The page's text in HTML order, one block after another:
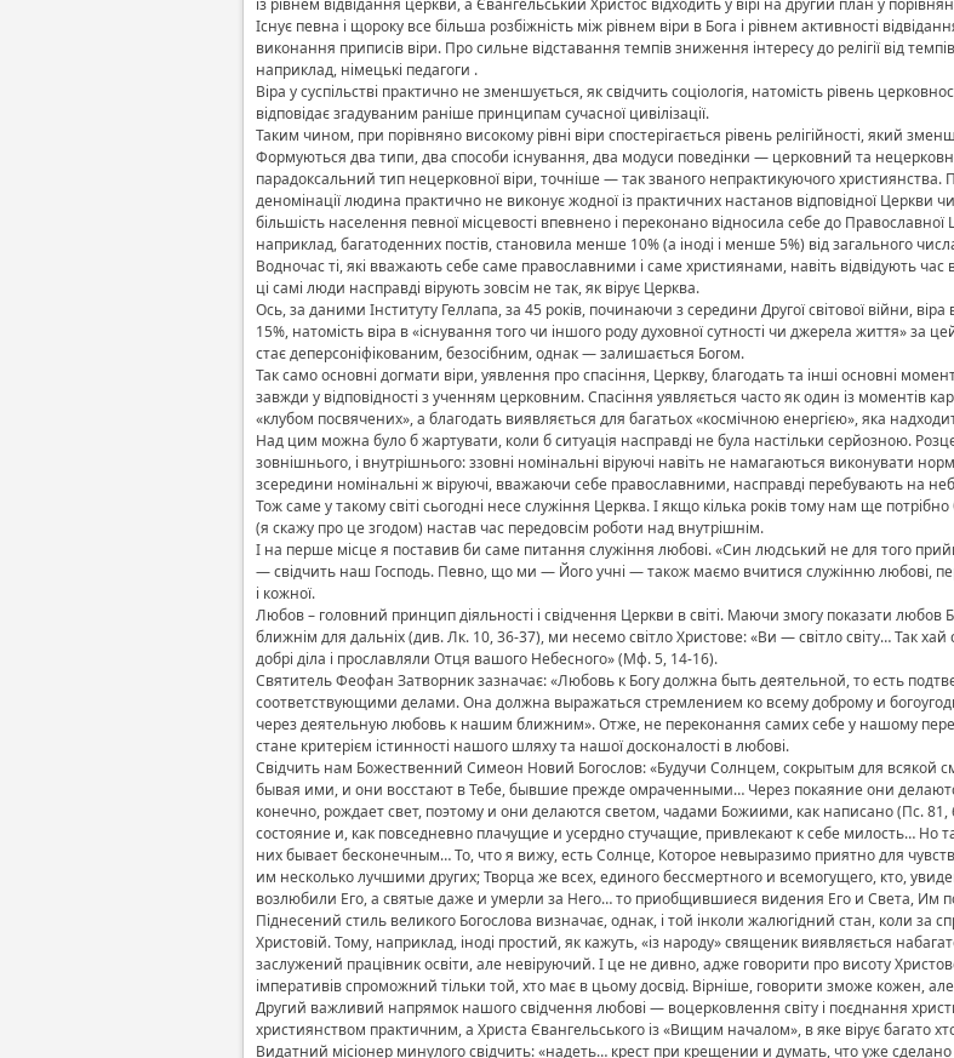
із рівнем відвідання церкви, а Євангельський Христос відходить у вірі на другий план у
Існує певна і щороку все більша розбіжність між рівнем віри в Бога і рівнем активності
виконання приписів віри. Про сильне відставання темпів зниження інтересу до релігії від
наприклад, німецькі педагоги .
Віра у суспільстві практично не зменшується, як свідчить соціологія, натомість рівень
відповідає згадуваним раніше принципам сучасної цивілізації.
Таким чином, при порівняно високому рівні віри спостерігається рівень релігійності, який
Формуються два типи, два способи існування, два модуси поведінки — церковний та
парадоксальний тип нецерковної віри, точніше — так званого непрактикуючого християнства.
деномінації людина практично не виконує жодної із практичних настанов відповідної Церкви
більшість населення певної місцевості впевнено і переконано відносила себе до Православної
наприклад, багатоденних постів, становила менше 10% (а іноді і менше 5%) від загального
Водночас ті, які вважають себе саме православними і саме християнами, навіть відвідують час
ці самі люди насправді вірують зовсім не так, як вірує Церква.
Ось, за даними Інституту Геллапа, за 45 років, починаючи з середини Другої світової війни,
15%, натомість віра в «існування того чи іншого роду духовної сутності чи джерела життя»
стає деперсоніфікованим, безосібним, однак — залишається Богом.
Так само основні догмати віри, уявлення про спасіння, Церкву, благодать та інші основні
завжди у відповідності з ученням церковним. Спасіння уявляється часто як один із моментів
«клубом посвячених», а благодать виявляється для багатьох «космічною енергією», яка
Над цим можна було б жартувати, коли б ситуація насправді не була настільки серйозною.
зовнішнього, і внутрішнього: ззовні номінальні віруючі навіть не намагаються виконувати
зсередини номінальні ж віруючі, вважаючи себе православними, насправді перебувають на
Тож саме у такому світі сьогодні несе служіння Церква. І якщо кілька років тому нам ще
(я скажу про це згодом) настав час передовсім роботи над внутрішнім.
І на перше місце я поставив би саме питання служіння любові. «Син людський не для того
— свідчить наш Господь. Певно, що ми — Його учні — також маємо вчитися служінню любові,
і кожної.
Любов – головний принцип діяльності і свідчення Церкви в світі. Маючи змогу показати
ближнім для дальніх (див. Лк. 10, 36-37), ми несемо світло Христове: «Ви — світло світу… Так
добрі діла і прославляли Отця вашого Небесного» (Мф. 5, 14-16).
Святитель Феофан Затворник зазначає: «Любовь к Богу должна быть деятельной, то есть
соответствующими делами. Она должна выражаться стремлением ко всему доброму и
через деятельную любовь к нашим ближним». Отже, не переконання самих себе у нашому
стане критерієм істинності нашого шляху та нашої досконалості в любові.
Свідчить нам Божественний Симеон Новий Богослов: «Будучи Солнцем, сокрытым для всякой
бывая ими, и они восстают в Тебе, бывшие прежде омраченными… Через покаяние они
конечно, рождает свет, поэтому и они делаются светом, чадами Божиими, как написано (Пс.
состояние и, как повседневно плачущие и усердно стучащие, привлекают к себе милость…
них бывает бесконечным… То, что я вижу, есть Солнце, Которое невыразимо приятно для
им несколько лучшими других; Творца же всех, единого бессмертного и всемогущего, кто,
возлюбили Его, а святые даже и умерли за Него… то приобщившиеся видения Его и Света, Им
Піднесений стиль великого Богослова визначає, однак, і той інколи жалюгідний стан, коли за
Христовій. Тому, наприклад, іноді простий, як кажуть, «із народу» священик виявляється
заслужений працівник освіти, але невіруючий. І це не дивно, адже говорити про висоту
імперативів спроможний тільки той, хто має в цьому досвід. Вірніше, говорити зможе кожен,
Другий важливий напрямок нашого свідчення любові — воцерковлення світу і поєднання
християнством практичним, а Христа Євангельського із «Вищим началом», в яке вірує багато
Видатний місіонер минулого свідчить: «надеть… крест при крещении и думать, что уже